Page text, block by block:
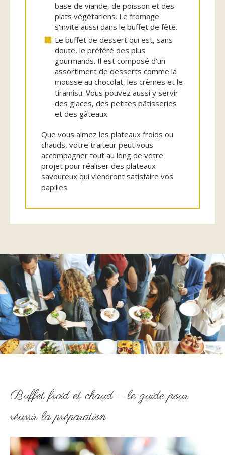
base de viande, de poisson et des
plats végétariens. Le fromage
s'invite aussi dans le buffet de fête.
Le buffet de dessert qui est, sans
doute, le préféré des plus
gourmands. Il est composé d'un
assortiment de desserts comme la
mousse au chocolat, les crèmes et le
tiramisu. Vous pouvez aussi y servir
des glaces, des petites pâtisseries
et des gâteaux.
Que vous aimez les plateaux froids ou
chauds, votre traiteur peut vous
accompagner tout au long de votre
projet pour réaliser des plateaux
savoureux qui viendront satisfaire vos
papilles.
Buffet froid et chaud – le guide pour
réussir la préparation